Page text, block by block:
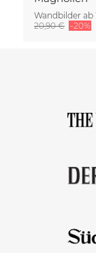
Wandbilder ab
20,90 € -20%